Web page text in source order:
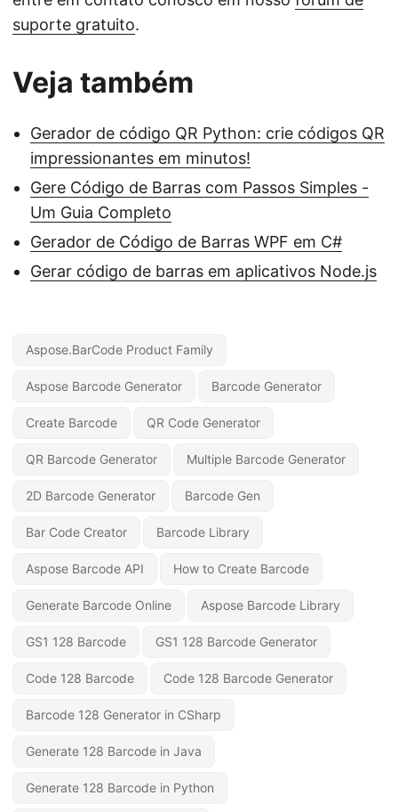
suporte gratuito.
Veja também
Gerador de código QR Python: crie códigos QR
impressionantes em minutos!
Gere Código de Barras com Passos Simples -
Um Guia Completo
Gerador de Código de Barras WPF em C#
Gerar código de barras em aplicativos Node.js
Aspose.BarCode Product Family
Aspose Barcode Generator Barcode Generator
Create Barcode QR Code Generator
QR Barcode Generator Multiple Barcode Generator
2D Barcode Generator Barcode Gen
Bar Code Creator Barcode Library
Aspose Barcode API How to Create Barcode
Generate Barcode Online Aspose Barcode Library
GS1 128 Barcode GS1 128 Barcode Generator
Code 128 Barcode Code 128 Barcode Generator
Barcode 128 Generator in CSharp
Generate 128 Barcode in Java
Generate 128 Barcode in Python